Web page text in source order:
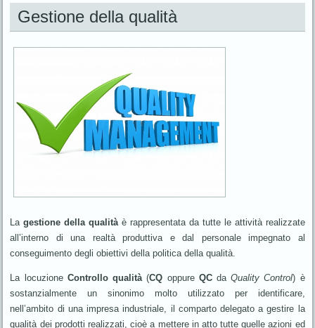
Gestione della qualità
Lagestione della qualità è rappresentata da tutte le attività realizzate
all’interno di una realtà produttiva e dal personale impegnato al
conseguimento degli obiettivi della politica della qualità.
La locuzione Controllo qualità (CQ oppure QCdaQuality Control) è
sostanzialmente un sinonimo molto utilizzato per identificare,
nell’ambito di una impresa industriale, il comparto delegato a gestire la
qualità dei prodotti realizzati, cioè a mettere in atto tutte quelle azioni ed